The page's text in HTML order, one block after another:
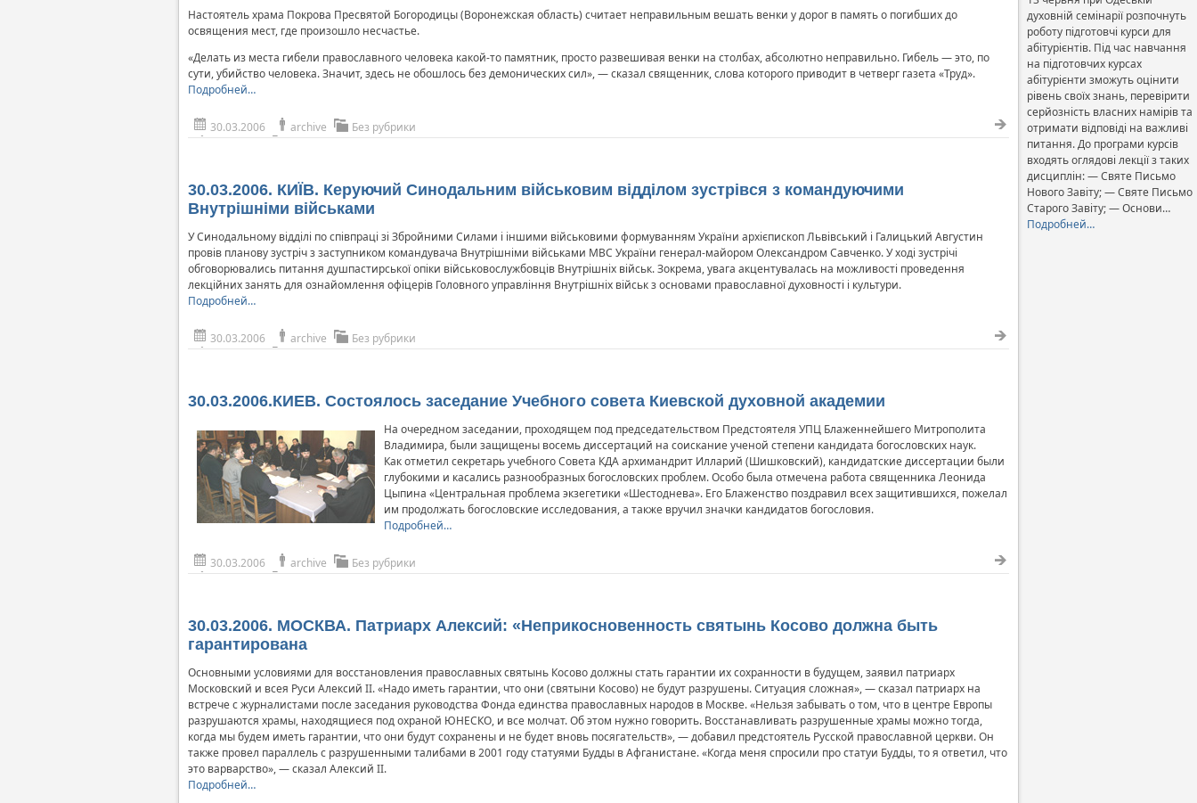
Настоятель храма Покрова Пресвятой Богородицы (Воронежская область) считает неправильным вешать венки у дорог в память о погибших до
освящения мест, где произошло несчастье.
«Делать из места гибели православного человека какой-то памятник, просто развешивая венки на столбах, абсолютно неправильно. Гибель — это, по
сути, убийство человека. Значит, здесь не обошлось без демонических сил», — сказал священник, слова которого приводит в четверг газета «Труд».
Подробней…
30.03.2006 archive Без рубрики
30.03.2006. КИЇВ. Керуючий Синодальним військовим відділом зустрівся з командуючими
Внутрішніми військами
У Синодальному відділі по співпраці зі Збройними Силами і іншими військовими формуванням України архієпископ Львівський і Галицький Августин
провів планову зустріч з заступником командувача Внутрішніми військами МВС України генерал-майором Олександром Савченко. У ході зустрічі
обговорювались питання душпастирської опіки військовослужбовців Внутрішніх військ. Зокрема, увага акцентувалась на можливості проведення
лекційних занять для ознайомлення офіцерів Головного управління Внутрішніх військ з основами православної духовності і культури.
Подробней…
30.03.2006 archive Без рубрики
30.03.2006.КИЕВ. Состоялось заседание Учебного совета Киевской духовной академии
На очередном заседании, проходящем под председательством Предстоятеля УПЦ Блаженнейшего Митрополита
Владимира, были защищены восемь диссертаций на соискание ученой степени кандидата богословских наук.
Как отметил секретарь учебного Совета КДА архимандрит Илларий (Шишковский), кандидатские диссертации были
глубокими и касались разнообразных богословских проблем. Особо была отмечена работа священника Леонида
Цыпина «Центральная проблема экзегетики «Шестоднева». Его Блаженство поздравил всех защитившихся, пожелал
им продолжать богословские исследования, а также вручил значки кандидатов богословия.
Подробней…
30.03.2006 archive Без рубрики
30.03.2006. МОСКВА. Патриарх Алексий: «Неприкосновенность святынь Косово должна быть
гарантирована
Основными условиями для восстановления православных святынь Косово должны стать гарантии их сохранности в будущем, заявил патриарх
Московский и всея Руси Алексий II. «Надо иметь гарантии, что они (святыни Косово) не будут разрушены. Ситуация сложная», — сказал патриарх на
встрече с журналистами после заседания руководства Фонда единства православных народов в Москве. «Нельзя забывать о том, что в центре Европы
разрушаются храмы, находящиеся под охраной ЮНЕСКО, и все молчат. Об этом нужно говорить. Восстанавливать разрушенные храмы можно тогда,
когда мы будем иметь гарантии, что они будут сохранены и не будет вновь посягательств», — добавил предстоятель Русской православной церкви. Он
также провел параллель с разрушенными талибами в 2001 году статуями Будды в Афганистане. «Когда меня спросили про статуи Будды, то я ответил, что
это варварство», — сказал Алексий II.
Подробней…
духовній семінарії розпочнуть
роботу підготовчі курси для
абітурієнтів. Під час навчання
на підготовчих курсах
абітурієнти зможуть оцінити
рівень своїх знань, перевірити
серйозність власних намірів та
отримати відповіді на важливі
питання. До програми курсів
входять оглядові лекції з таких
дисциплін: — Святе Письмо
Нового Завіту; — Святе Письмо
Старого Завіту; — Основи…
Подробней…